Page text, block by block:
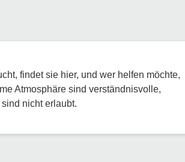
findet sie hier, und wer helfen möchte,
Atmosphäre sind verständnisvolle,
nicht erlaubt.